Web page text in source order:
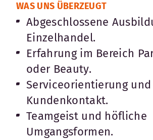
WAS UNS ÜBERZEUGT
Abgeschlossene
Einzelhandel.
Erfahrung im Bereich
oder Beauty.
Serviceorientierung und
Kundenkontakt.
Teamgeist und höfliche
Umgangsformen.